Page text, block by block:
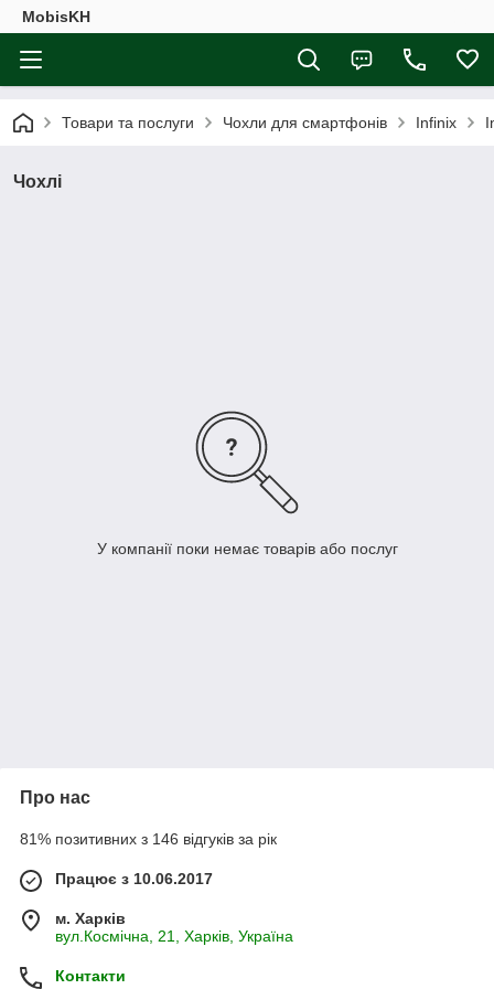
MobisKH
Товари та послуги Чохли для смартфонів Infinix
Чохлі
У компанії поки немає товарів або послуг
Про нас
81% позитивних з 146 відгуків за рік
Працює з 10.06.2017
м. Харків
вул.Космічна, 21, Харків, Україна
Контакти